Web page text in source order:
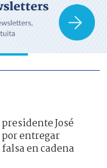
José
entregar
en cadena